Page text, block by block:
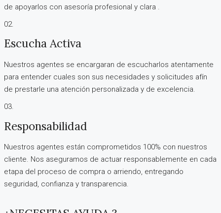
de apoyarlos con asesoría profesional y clara .
02.
Escucha Activa
Nuestros agentes se encargaran de escucharlos atentamente
para entender cuales son sus necesidades y solicitudes afín
de prestarle una atención personalizada y de excelencia.
03.
Responsabilidad
Nuestros agentes están comprometidos 100% con nuestros
cliente. Nos aseguramos de actuar responsablemente en cada
etapa del proceso de compra o arriendo, entregando
seguridad, confianza y transparencia.